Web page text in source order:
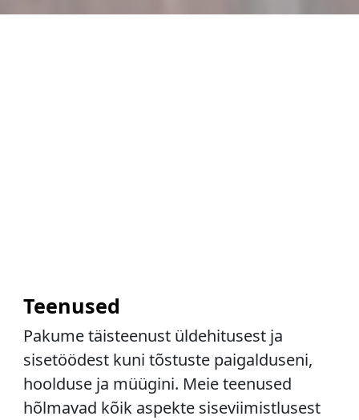
Teenused
Pakume täisteenust üldehitusest ja
sisetöödest kuni tõstuste paigalduseni,
hoolduse ja müügini. Meie teenused
hõlmavad kõik aspekte siseviimistlusest